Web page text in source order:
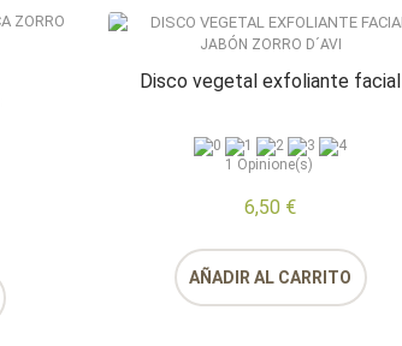
JABÓN ZORRO D´AVI
Disco vegetal exfoliante facial
1 Opinione(s)
6,50 €
AÑADIR AL CARRITO